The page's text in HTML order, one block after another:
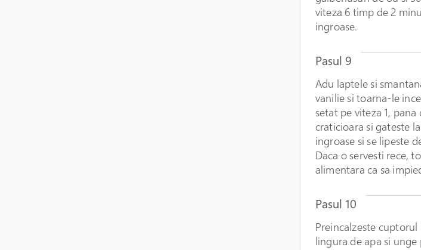
viteza 6 timp de 2
ingroase.
Pasul 9
Adu laptele si
vanilie si toarna-le
setat pe viteza 1,
craticioara si gateste
ingroase si se lipeste
Daca o servesti rece,
alimentara ca sa
Pasul 10
Preincalzeste
lingura de apa si